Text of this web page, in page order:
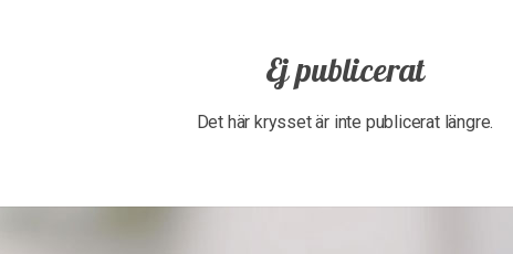
Ej publicerat
Det här krysset är inte publicerat längre.